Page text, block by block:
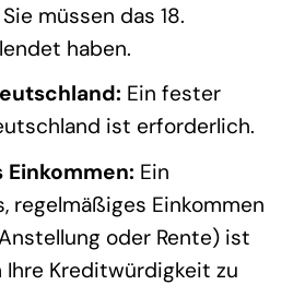
Sie müssen das 18.
haben.
Ein fester
ist erforderlich.
Einkommen: Ein
regelmäßiges Einkommen
oder Rente) ist
Ihre Kreditwürdigkeit zu